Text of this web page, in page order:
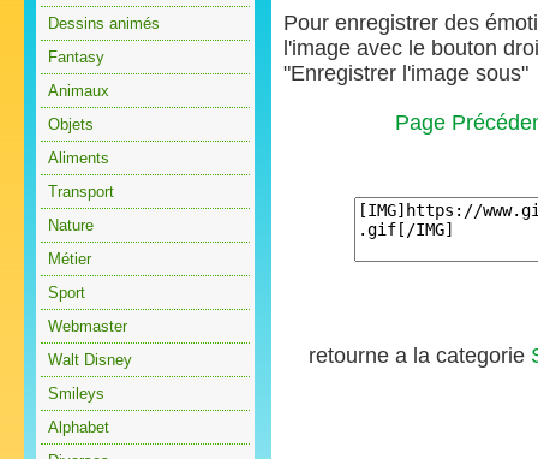
Dessins animés
Fantasy
Animaux
Objets
Aliments
Transport
Nature
Métier
Sport
Webmaster
Walt Disney
Smileys
Alphabet
Pour enregistrer des
l'image avec le bouton
"Enregistrer l'image sous"
Page
retourne a la categorie